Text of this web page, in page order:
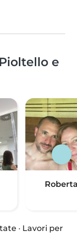
e
· Lavori per